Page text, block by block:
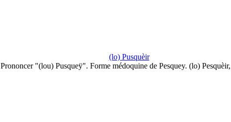
(lo) Pusquèir
Prononcer "(lou) Pusqueÿ". Forme médoquine de Pesquey. (lo)